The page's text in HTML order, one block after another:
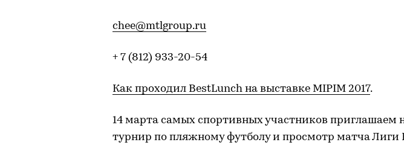
chee@mtlgroup.ru
+ 7 (812) 933-20-54
Как проходил BestLunch на выставке MIPIM 2017.
14 марта самых спортивных участников приглашаем
турнир по пляжному футболу и просмотр матча